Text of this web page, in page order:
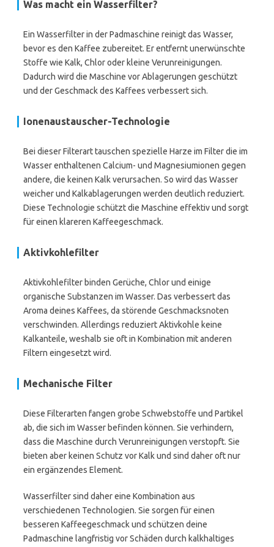
Was macht ein Wasserfilter?
Ein Wasserfilter in der Padmaschine reinigt das Wasser,
bevor es den Kaffee zubereitet. Er entfernt unerwünschte
Stoffe wie Kalk, Chlor oder kleine Verunreinigungen.
Dadurch wird die Maschine vor Ablagerungen geschützt
und der Geschmack des Kaffees verbessert sich.
Ionenaustauscher-Technologie
Bei dieser Filterart tauschen spezielle Harze im Filter die im
Wasser enthaltenen Calcium- und Magnesiumionen gegen
andere, die keinen Kalk verursachen. So wird das Wasser
weicher und Kalkablagerungen werden deutlich reduziert.
Diese Technologie schützt die Maschine effektiv und sorgt
für einen klareren Kaffeegeschmack.
Aktivkohlefilter
Aktivkohlefilter binden Gerüche, Chlor und einige
organische Substanzen im Wasser. Das verbessert das
Aroma deines Kaffees, da störende Geschmacksnoten
verschwinden. Allerdings reduziert Aktivkohle keine
Kalkanteile, weshalb sie oft in Kombination mit anderen
Filtern eingesetzt wird.
Mechanische Filter
Diese Filterarten fangen grobe Schwebstoffe und Partikel
ab, die sich im Wasser befinden können. Sie verhindern,
dass die Maschine durch Verunreinigungen verstopft. Sie
bieten aber keinen Schutz vor Kalk und sind daher oft nur
ein ergänzendes Element.
Wasserfilter sind daher eine Kombination aus
verschiedenen Technologien. Sie sorgen für einen
besseren Kaffeegeschmack und schützen deine
Padmaschine langfristig vor Schäden durch kalkhaltiges